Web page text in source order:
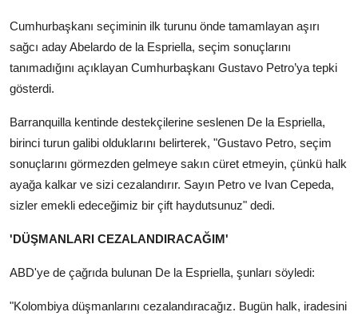
Cumhurbaşkanı seçiminin ilk turunu önde tamamlayan aşırı
sağcı aday Abelardo de la Espriella, seçim sonuçlarını
tanımadığını açıklayan Cumhurbaşkanı Gustavo Petro’ya tepki
gösterdi.
Barranquilla kentinde destekçilerine seslenen De la Espriella,
birinci turun galibi olduklarını belirterek, "Gustavo Petro, seçim
sonuçlarını görmezden gelmeye sakın cüret etmeyin, çünkü halk
ayağa kalkar ve sizi cezalandırır. Sayın Petro ve Ivan Cepeda,
sizler emekli edeceğimiz bir çift haydutsunuz" dedi.
'DÜŞMANLARI CEZALANDIRACAĞIM'
ABD'ye de çağrıda bulunan De la Espriella, şunları söyledi:
"Kolombiya düşmanlarını cezalandıracağız. Bugün halk, iradesini